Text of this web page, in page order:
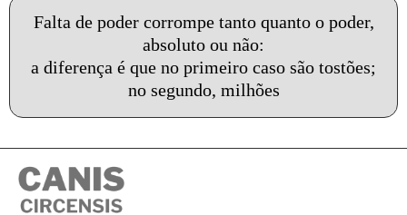
Falta de poder corrompe tanto quanto o poder,
absoluto ou não:
a diferença é que no primeiro caso são tostões;
no segundo, milhões